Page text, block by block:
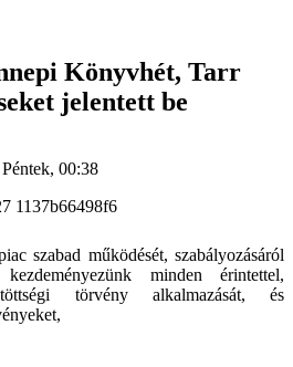
Könyvhét, Tarr
jelentett be
00:38
szabad működését, szabályozásáról
minden érintettel,
törvény alkalmazását, és